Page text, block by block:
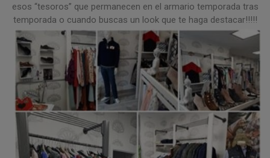
esos “tesoros” que permanecen en el armario temporada tras
temporada o cuando buscas un look que te haga destacar!!!!!